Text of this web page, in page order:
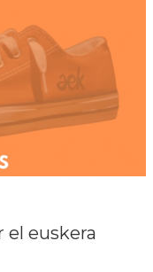
el euskera